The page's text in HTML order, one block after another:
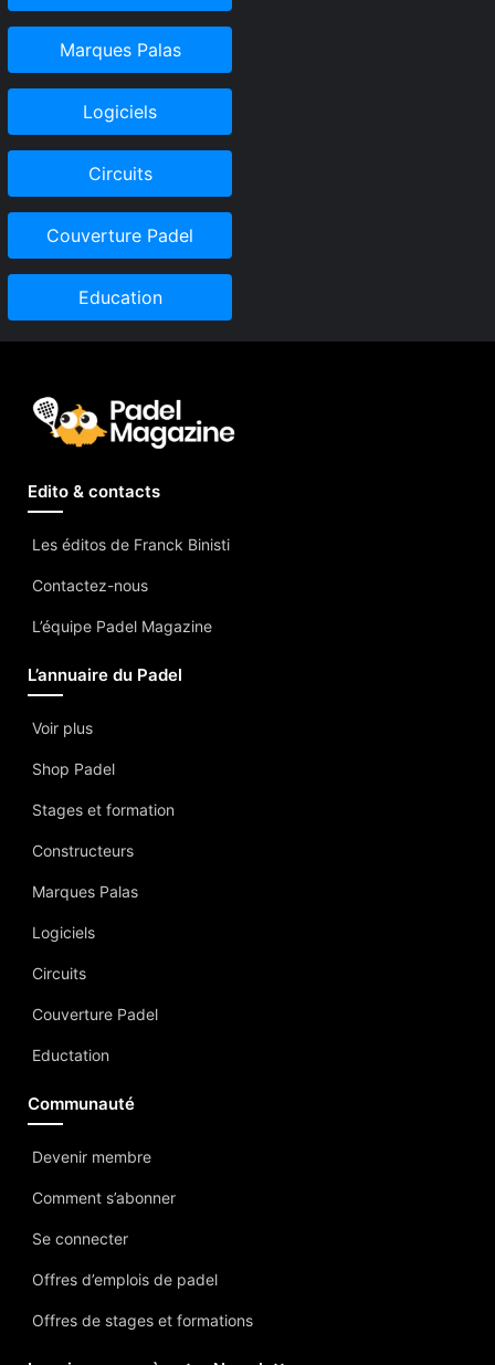
Marques Palas
Logiciels
Circuits
Couverture Padel
Education
Edito & contacts
Les éditos de Franck Binisti
Contactez-nous
L’équipe Padel Magazine
L’annuaire du Padel
Voir plus
Shop Padel
Stages et formation
Constructeurs
Marques Palas
Logiciels
Circuits
Couverture Padel
Eductation
Communauté
Devenir membre
Comment s’abonner
Se connecter
Offres d’emplois de padel
Offres de stages et formations